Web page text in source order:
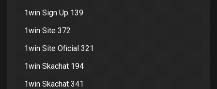
1win Sign Up 139
1win Site 372
1win Site Oficial 321
1win Skachat 194
1win Skachat 341